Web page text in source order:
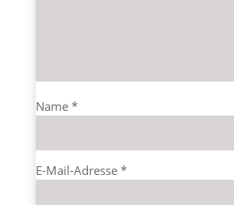
Name *
E-Mail-Adresse *